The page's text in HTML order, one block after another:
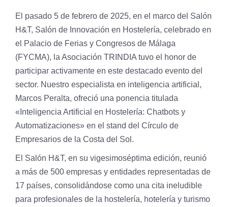
El pasado 5 de febrero de 2025, en el marco del Salón
H&T, Salón de Innovación en Hostelería, celebrado en
el Palacio de Ferias y Congresos de Málaga
(FYCMA), la Asociación TRINDIA tuvo el honor de
participar activamente en este destacado evento del
sector. Nuestro especialista en inteligencia artificial,
Marcos Peralta, ofreció una ponencia titulada
«Inteligencia Artificial en Hostelería: Chatbots y
Automatizaciones» en el stand del Círculo de
Empresarios de la Costa del Sol.
El Salón H&T, en su vigesimoséptima edición, reunió
a más de 500 empresas y entidades representadas de
17 países, consolidándose como una cita ineludible
para profesionales de la hostelería, hotelería y turismo